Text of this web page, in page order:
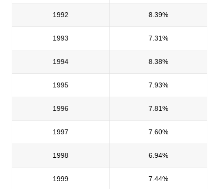
1992 8.39%
1993 7.31%
1994 8.38%
1995 7.93%
1996 7.81%
1997 7.60%
1998 6.94%
1999 7.44%